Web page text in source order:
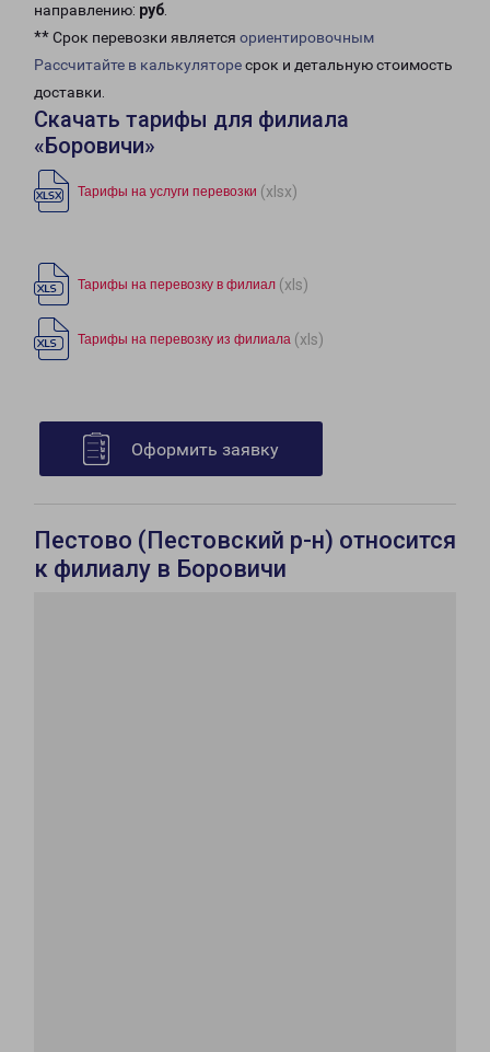
направлению: руб.
** Срок перевозки является ориентировочным
Рассчитайте в калькуляторесрок и детальную стоимость
доставки.
Скачать тарифы для филиала
«Боровичи»
Тарифы на услуги перевозки (xlsx)
Тарифы на перевозку в филиал (xls)
Тарифы на перевозку из филиала (xls)
Оформить заявку
Пестово (Пестовский р-н) относится
к филиалу в Боровичи